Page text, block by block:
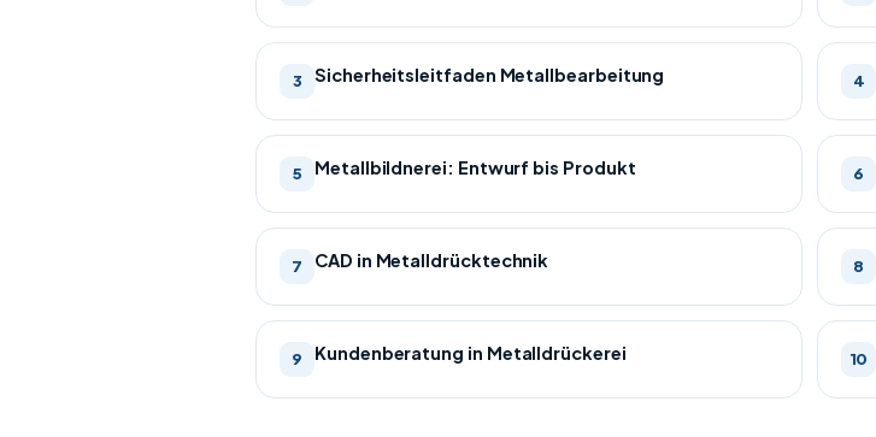
3 Sicherheitsleitfaden Metallbearbeitung 4
5 Metallbildnerei: Entwurf bis Produkt 6
7 CAD in Metalldrücktechnik 8
9 Kundenberatung in Metalldrückerei 10